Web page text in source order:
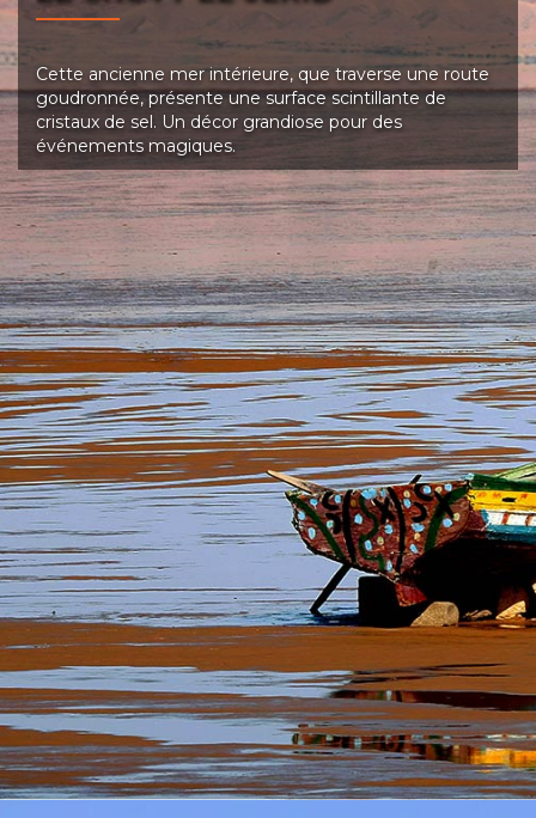
Cette ancienne mer intérieure, que traverse une route
goudronnée, présente une surface scintillante de
cristaux de sel. Un décor grandiose pour des
événements magiques.